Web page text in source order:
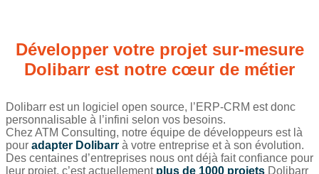
Développer votre projet sur-mesure
Dolibarr est notre cœur de métier
Dolibarr est un logiciel open source, l’ERP-CRM est donc
personnalisable à l’infini selon vos besoins.
Chez ATM Consulting, notre équipe de développeurs est là
pour adapter Dolibarr à votre entreprise et à son évolution.
Des centaines d’entreprises nous ont déjà fait confiance pour
leur projet, c’est actuellement plus de 1000 projets Dolibarr